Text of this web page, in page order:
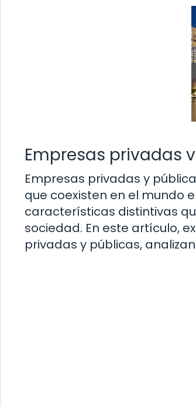
Empresas privadas
Empresas privadas y
que coexisten en el mundo
características distintivas
sociedad. En este artículo,
privadas y públicas,